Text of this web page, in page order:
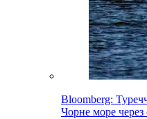
Bloomberg:
Чорне море через